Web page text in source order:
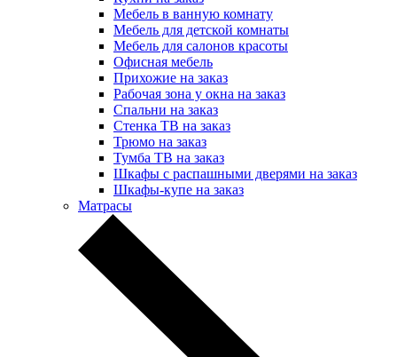
Мебель в ванную комнату
Мебель для детской комнаты
Мебель для салонов красоты
Офисная мебель
Прихожие на заказ
Рабочая зона у окна на заказ
Спальни на заказ
Стенка ТВ на заказ
Трюмо на заказ
Тумба ТВ на заказ
Шкафы с распашными дверями на заказ
Шкафы-купе на заказ
Матрасы